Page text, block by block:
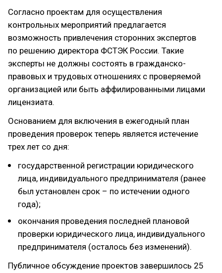
Согласно проектам для осуществления
контрольных мероприятий предлагается
возможность привлечения сторонних экспертов
по решению директора ФСТЭК России. Такие
эксперты не должны состоять в гражданско-
правовых и трудовых отношениях с проверяемой
организацией или быть аффилированными лицами
лицензиата.
Основанием для включения в ежегодный план
проведения проверок теперь является истечение
трех лет со дня:
государственной регистрации юридического
лица, индивидуального предпринимателя (ранее
был установлен срок – по истечении одного
года);
окончания проведения последней плановой
проверки юридического лица, индивидуального
предпринимателя (осталось без изменений).
Публичное обсуждение проектов завершилось 25